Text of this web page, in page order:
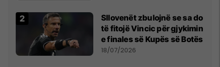
Sllovenët zbulojnë se sa do
të fitojë Vincic për gjykimin
e finales së Kupës së Botës
18/07/2026